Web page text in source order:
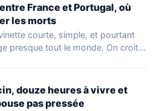
France et Portugal, où
les morts
courte, simple, et pourtant
presque tout le monde. On croit…
douze heures à vivre et
pas pressée